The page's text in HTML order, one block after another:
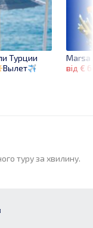
Marsa
від €
Турции
Вылет
туру за хвилину.